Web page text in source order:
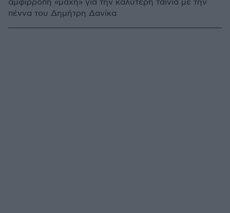
αμφίρροπη «μάχη» για την καλύτερη ταινία με την
πέννα του Δημήτρη Δανίκα